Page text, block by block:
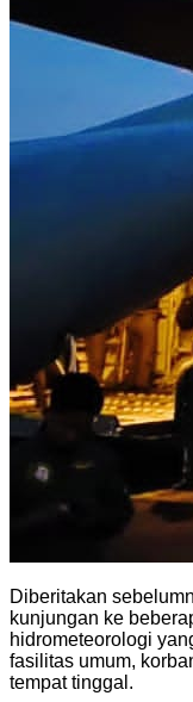
Diberitakan
kunjungan ke
hidrometeorologi
fasilitas umum,
tempat tinggal.